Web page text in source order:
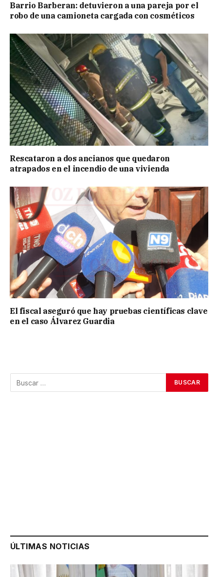
Barrio Barberan: detuvieron a una pareja por el
robo de una camioneta cargada con cosméticos
Rescataron a dos ancianos que quedaron
atrapados en el incendio de una vivienda
El fiscal aseguró que hay pruebas científicas clave
en el caso Álvarez Guardia
ÚLTIMAS NOTICIAS